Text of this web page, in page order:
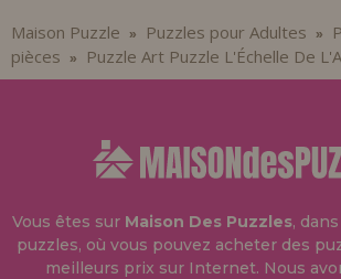
Maison Puzzle » Puzzles pour Adultes »
pièces » Puzzle Art Puzzle L'Échelle De
Vous êtes sur Maison Des Puzzles,
puzzles, où vous pouvez acheter des
meilleurs prix sur Internet. Nous